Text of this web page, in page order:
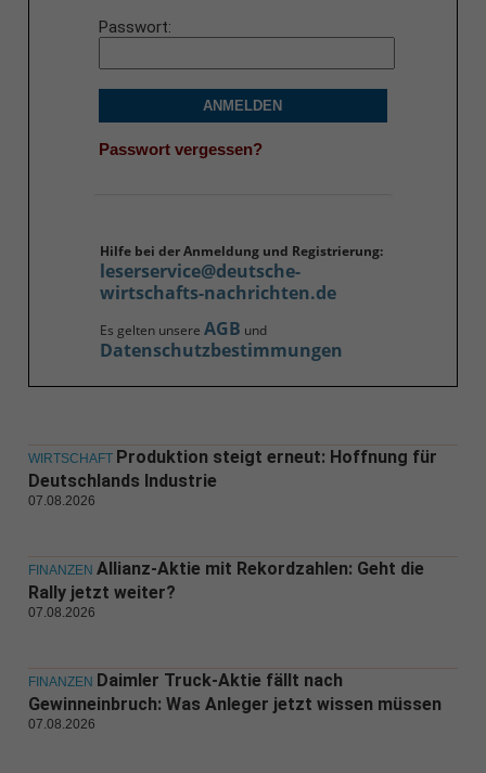
Passwort
ANMELDEN
Passwort vergessen?
Hilfe bei der Anmeldung und Registrierung:
leserservice@deutsche-
wirtschafts-nachrichten.de
Es gelten unsere AGB und
Datenschutzbestimmungen
WIRTSCHAFT Produktion steigt erneut: Hoffnung für
Deutschlands Industrie
07.08.2026
FINANZEN Allianz-Aktie mit Rekordzahlen: Geht die
Rally jetzt weiter?
07.08.2026
FINANZEN Daimler Truck-Aktie fällt nach
Gewinneinbruch: Was Anleger jetzt wissen müssen
07.08.2026